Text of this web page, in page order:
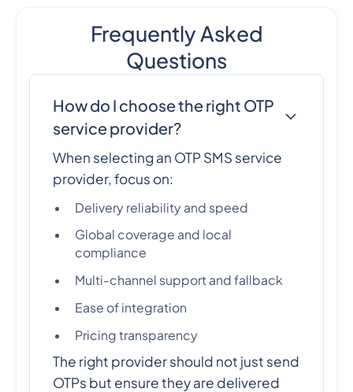
Frequently Asked
Questions
How do I choose the right OTP
service provider?
When selecting an OTP SMS service
provider, focus on:
Delivery reliability and speed
Global coverage and local
compliance
Multi-channel support and fallback
Ease of integration
Pricing transparency
The right provider should not just send
OTPs but ensure they are delivered